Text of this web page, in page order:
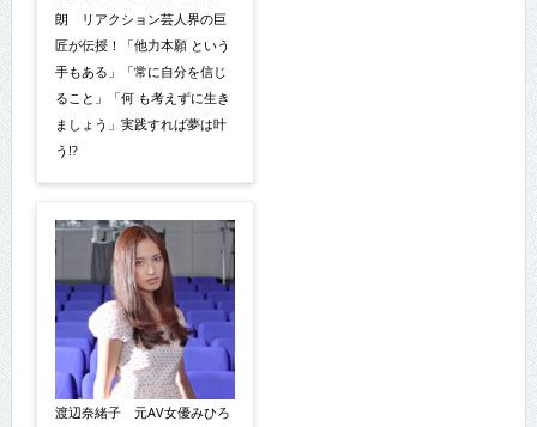
朗 リアクション芸人界の巨
匠が伝授！「他力本願 という
手もある」「常に自分を信じ
ること」「何 も考えずに生き
ましょう」実践すれば夢は叶
う!?
渡辺奈緒子 元AV女優みひろ